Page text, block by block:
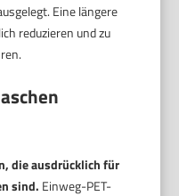
Eine längere
reduzieren und zu
die ausdrücklich für
sind. Einweg-PET-